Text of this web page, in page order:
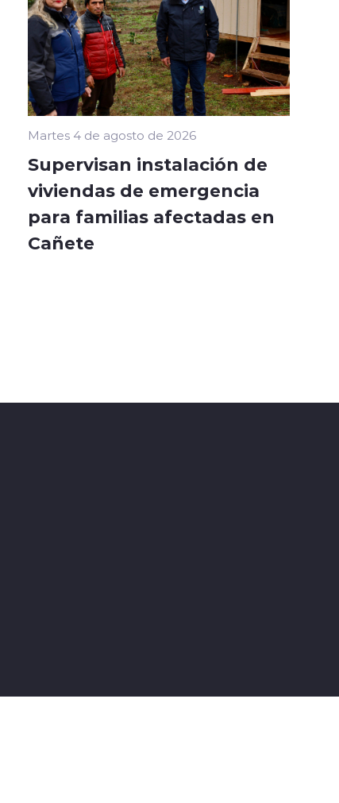
Martes 4 de agosto de 2026
Supervisan instalación de
viviendas de emergencia
para familias afectadas en
Cañete